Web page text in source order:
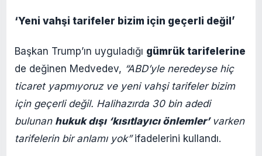
‘Yeni vahşi tarifeler bizim için geçerli değil’
Başkan Trump’ın uyguladığı gümrük tarifelerine
de değinen Medvedev, “ABD’yle neredeyse hiç
ticaret yapmıyoruz ve yeni vahşi tarifeler bizim
için geçerli değil. Halihazırda 30 bin adedi
bulunan hukuk dışı ‘kısıtlayıcı önlemler’ varken
tarifelerin bir anlamı yok”ifadelerini kullandı.